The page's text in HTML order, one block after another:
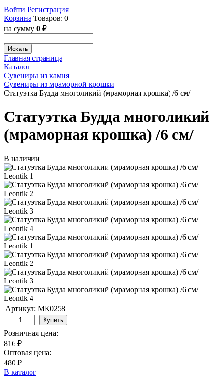
Войти Регистрация
Корзина Товаров: 0
на сумму 0 ₽
Искать
Главная страница
Каталог
Сувениры из камня
Сувениры из мраморной крошки
Статуэтка Будда многоликий (мраморная крошка) /6 см/
Статуэтка Будда многоликий
(мраморная крошка) /6 см/
В наличии
Артикул: МК0258
Купить
Розничная цена:
816 ₽
Оптовая цена:
480 ₽
В каталог